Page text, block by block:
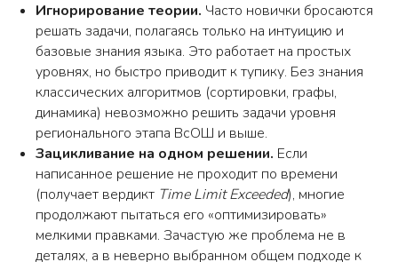
Игнорирование теории. Часто новички бросаются
решать задачи, полагаясь только на интуицию и
базовые знания языка. Это работает на простых
уровнях, но быстро приводит к тупику. Без знания
классических алгоритмов (сортировки, графы,
динамика) невозможно решить задачи уровня
регионального этапа ВсОШ и выше.
Зацикливание на одном решении. Если
написанное решение не проходит по времени
(получает вердикт Time Limit Exceeded), многие
продолжают пытаться его «оптимизировать»
мелкими правками. Зачастую же проблема не в
деталях, а в неверно выбранном общем подходе к
Имя
Телефон
Нажимая кнопку «Оставить заявку», я
соглашаюсь сполитикой
конфиденциальности
публичной офертой